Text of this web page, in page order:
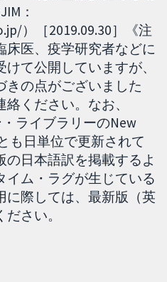
：
）［2019.09.30］《注
床医、疫学研究者などに
て公開していますが、
きの点がございました
ください。なお、
ライブラリーのNew
も日単位で更新されて
の日本語訳を掲載するよ
イム・ラグが生じている
に際しては、最新版（英
ださい。